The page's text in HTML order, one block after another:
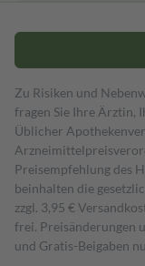
Zu Risiken und
fragen Sie Ihre Ärztin,
Üblicher
Preisempfehlung des
beinhalten die
zzgl. 3,95 €
frei. Preisänderungen
und Gratis-Beigaben